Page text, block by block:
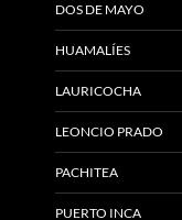
DOS DE MAYO
HUAMALÍES
LAURICOCHA
LEONCIO PRADO
PACHITEA
PUERTO INCA